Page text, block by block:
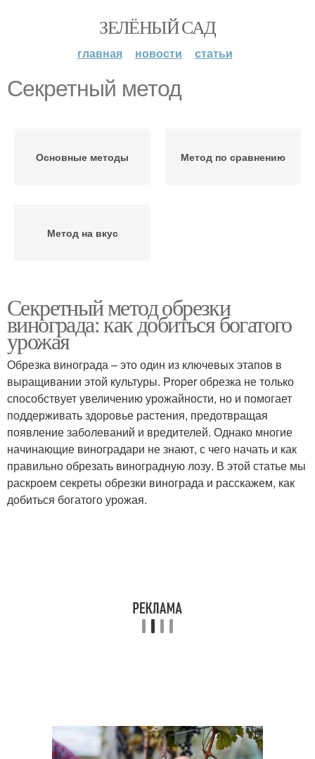
ЗЕЛЁНЫЙ САД
главная новости статьи
Секретный метод
Основные методы Метод по сравнению
Метод на вкус
Секретный метод обрезки
винограда: как добиться богатого
урожая
Обрезка винограда – это один из ключевых этапов в
выращивании этой культуры. Proper обрезка не только
способствует увеличению урожайности, но и помогает
поддерживать здоровье растения, предотвращая
появление заболеваний и вредителей. Однако многие
начинающие виноградари не знают, с чего начать и как
правильно обрезать виноградную лозу. В этой статье мы
раскроем секреты обрезки винограда и расскажем, как
добиться богатого урожая.